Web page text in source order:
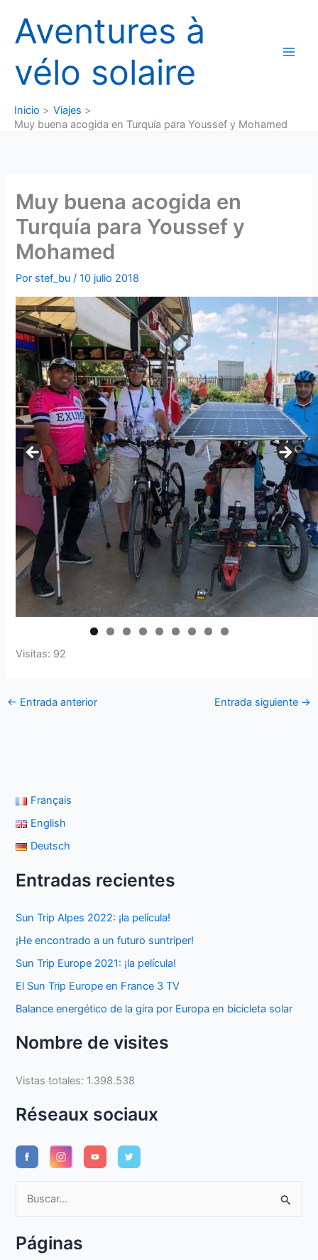
contenido
Aventures à
vélo solaire
Inicio
Viajes
Muy buena acogida en Turquía para Youssef y Mohamed
Muy buena acogida en
Turquía para Youssef y
Mohamed
Por stef_bu/10 julio 2018
Visitas: 92
← Entrada anterior Entrada siguiente →
Français
English
Deutsch
Entradas recientes
Sun Trip Alpes 2022: ¡la película!
¡He encontrado a un futuro suntriper!
Sun Trip Europe 2021: ¡la película!
El Sun Trip Europe en France 3 TV
Balance energético de la gira por Europa en bicicleta solar
Nombre de visites
Vistas totales: 1.398.538
Réseaux sociaux
cPáginas